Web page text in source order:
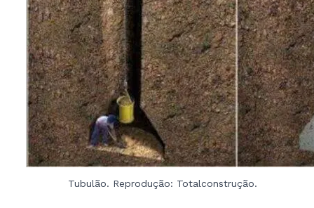
Tubulão. Reprodução: Totalconstrução.